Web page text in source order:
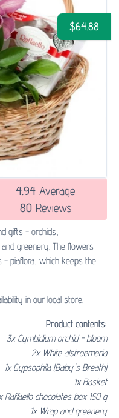
$64.88
4.94 Average
80Reviews
gifts - orchids,
greenery. The flowers
- piaflora, which keeps the
in our local store.
Product contents:
3x Cymbidium orchid - bloom
2x White alstroemeria
1x Gypsophila (Baby's Breath)
1x Basket
Raffaello chocolates box 150 g
1x Wrap and greenery